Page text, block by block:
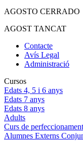
AGOSTO CERRADO
AGOST TANCAT
Contacte
Avís Legal
Administració
Cursos
Edats 4, 5 i 6 anys
Edats 7 anys
Edats 8 anys
Adults
Curs de perfeccionament
Alumnes Externs